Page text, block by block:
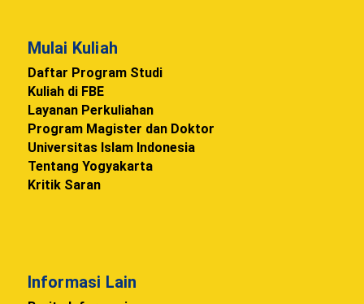
Mulai Kuliah
Daftar Program Studi
Kuliah di FBE
Layanan Perkuliahan
Program Magister dan Doktor
Universitas Islam Indonesia
Tentang Yogyakarta
Kritik Saran
Informasi Lain